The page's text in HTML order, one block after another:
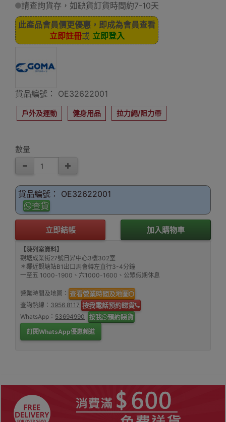
請查詢貨存，如缺貨訂貨時間約7-10天
此產品會員價更優惠，即成為會員查看
立即註冊或 立即登入
貨品編號： OE32622001
戶外及運動 健身用品 拉力繩/阻力帶
數量
貨品編號： OE32622001
查貨
立即結帳 加入購物車
【陳列室資料】
觀塘成業街27號日昇中心3樓302室
＊鄰近觀塘站B1出口馬會轉左直行3-4分鐘
一至五 1000-1900、六1000-1600、公眾假期休息
營業時間及地圖： 查看營業時間及地圖
查詢熱線： 3956 8117 按我電話預約睇貨
WhatsApp： 53694990 按我 預約睇貨
訂閱WhatsApp優惠頻道